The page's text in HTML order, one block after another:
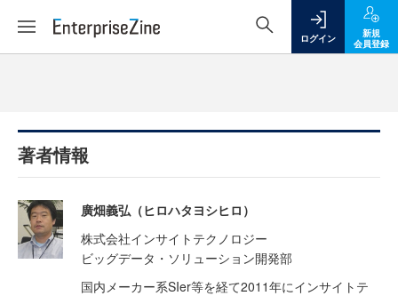
ログイン
新規
会員登録
著者情報
廣畑義弘（ヒロハタヨシヒロ）
株式会社インサイトテクノロジー
ビッグデータ・ソリューション開発部
国内メーカー系SIer等を経て2011年にインサイトテ